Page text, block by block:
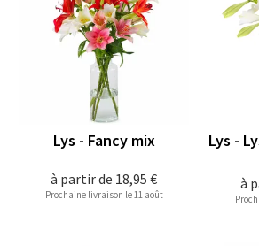
à partir de 18,95 €
Lys - Fancy mix
Prochaine livraison le 11 août
à
Lys -